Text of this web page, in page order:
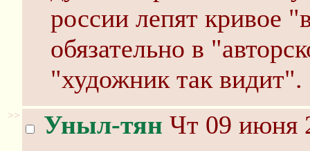
россии лепят кривое
обязательно в
"художник так видит".
>> Уныл-тян Чт 09 июня